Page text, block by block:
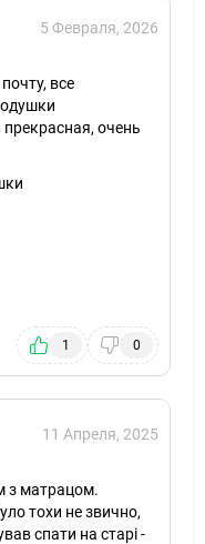
5 Февраля, 2026
все
очень
1 0
11 Апреля, 2025
з матрацом.
тохи не звично,
спати на старі -